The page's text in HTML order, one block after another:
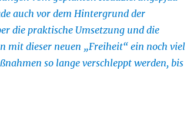
auch vor dem Hintergrund der
die praktische Umsetzung und die
dieser neuen „Freiheit“ ein noch viel
so lange verschleppt werden, bis